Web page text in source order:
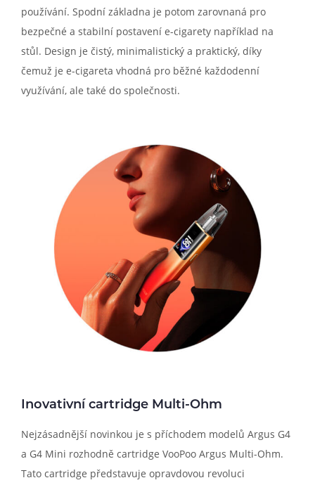
používání. Spodní základna je potom zarovnaná pro
bezpečné a stabilní postavení e-cigarety například na
stůl. Design je čistý, minimalistický a praktický, díky
čemuž je e-cigareta vhodná pro běžné každodenní
využívání, ale také do společnosti.
Inovativní cartridge Multi-Ohm
Nejzásadnější novinkou je s příchodem modelů Argus G4
a G4 Mini rozhodně cartridge VooPoo Argus Multi-Ohm.
Tato cartridge představuje opravdovou revoluci